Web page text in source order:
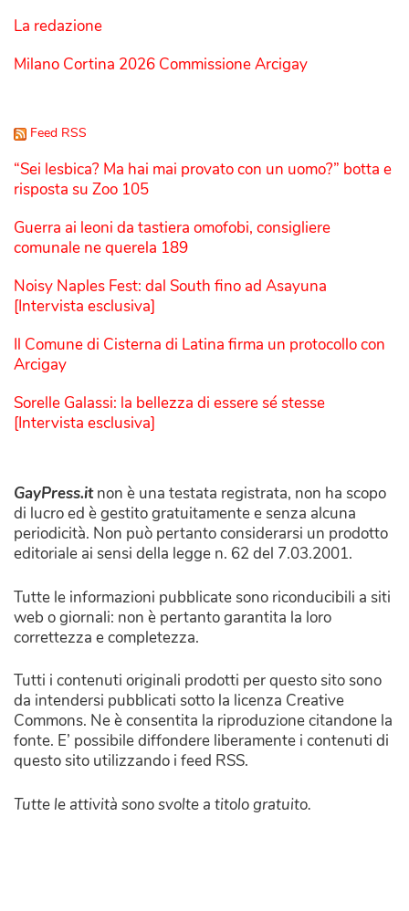
La redazione
Milano Cortina 2026 Commissione Arcigay
Feed RSS
“Sei lesbica? Ma hai mai provato con un uomo?” botta e
risposta su Zoo 105
Guerra ai leoni da tastiera omofobi, consigliere
comunale ne querela 189
Noisy Naples Fest: dal South fino ad Asayuna
[Intervista esclusiva]
Il Comune di Cisterna di Latina firma un protocollo con
Arcigay
Sorelle Galassi: la bellezza di essere sé stesse
[Intervista esclusiva]
GayPress.itnon è una testata registrata, non ha scopo
di lucro ed è gestito gratuitamente e senza alcuna
periodicità. Non può pertanto considerarsi un prodotto
editoriale ai sensi della legge n. 62 del 7.03.2001.
Tutte le informazioni pubblicate sono riconducibili a siti
web o giornali: non è pertanto garantita la loro
correttezza e completezza.
Tutti i contenuti originali prodotti per questo sito sono
da intendersi pubblicati sotto la licenza Creative
Commons. Ne è consentita la riproduzione citandone la
fonte. E’ possibile diffondere liberamente i contenuti di
questo sito utilizzando i feed RSS.
Tutte le attività sono svolte a titolo gratuito.